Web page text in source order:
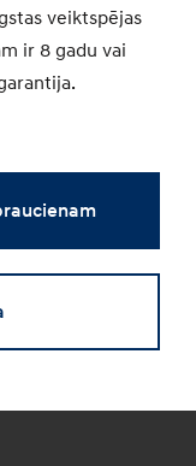
veiktspējas
ir 8 gadu vai